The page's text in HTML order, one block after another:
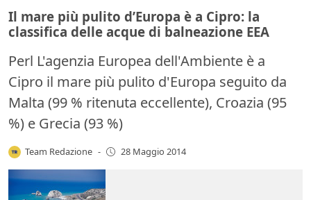
Il mare più pulito d’Europa è a Cipro: la
classifica delle acque di balneazione EEA
Perl L'agenzia Europea dell'Ambiente è a
Cipro il mare più pulito d'Europa seguito da
Malta (99 % ritenuta eccellente), Croazia (95
%) e Grecia (93 %)
Team Redazione - 28 Maggio 2014